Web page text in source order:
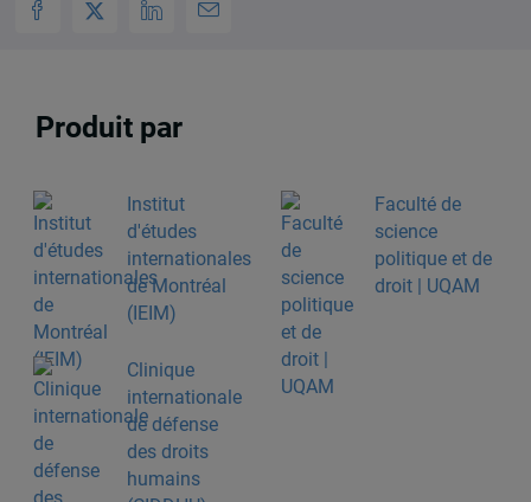
Produit par
Institut
d'études
internationales
de Montréal
(IEIM)
Faculté de
science
politique et de
droit | UQAM
Clinique
internationale
de défense
des droits
humains